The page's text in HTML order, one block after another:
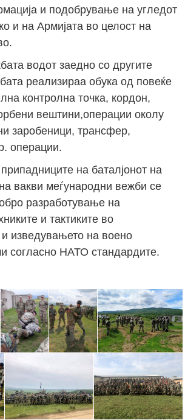
и подобрување на угледот
и на Армијата во целост на
водот заедно со другите
реализираа обука од повеќе
контролна точка, кордон,
вештини,операции околу
заробеници, трансфер,
операции.
на баталјонот на
вакви меѓународни вежби се
разработување на
и тактиките во
изведувањето на воено
согласно НАТО стандардите.